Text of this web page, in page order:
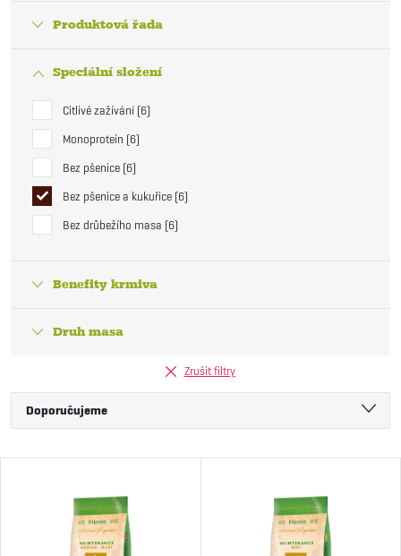
Produktová řada
Speciální složení
Citlivé zažívání 6
Monoprotein 6
Bez pšenice 6
Bez pšenice a kukuřice 6
Bez drůbežího masa 6
Benefity krmiva
Druh masa
Zrušit filtry
Ř
a
Doporučujeme
Nejprodávanější